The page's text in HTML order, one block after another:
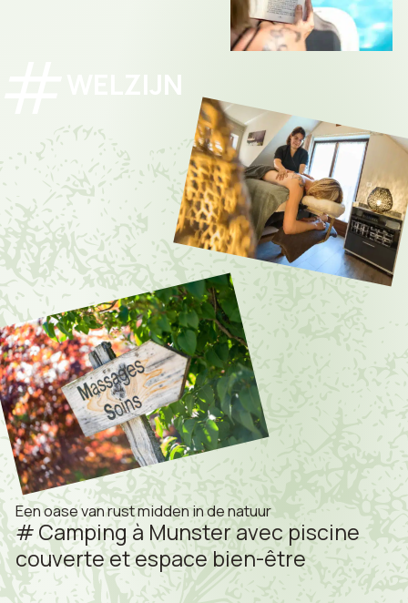
WELZIJN
Een oase van rust midden in de natuur
Camping à Munster avec piscine
couverte et espace bien-être